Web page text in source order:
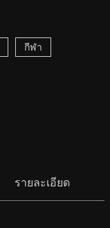
กีฬา
รายละเอียด